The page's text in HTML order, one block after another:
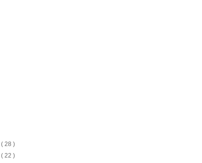
( 28 )
( 22 )